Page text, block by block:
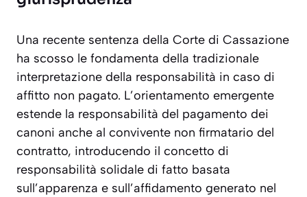
Una recente sentenza della Corte di Cassazione
ha scosso le fondamenta della tradizionale
interpretazione della responsabilità in caso di
affitto non pagato. L’orientamento emergente
estende la responsabilità del pagamento dei
canoni anche al convivente non firmatario del
contratto, introducendo il concetto di
responsabilità solidale di fatto basata
sull’apparenza e sull’affidamento generato nel